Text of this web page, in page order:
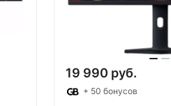
19 990 руб.
+ 50 бонусов